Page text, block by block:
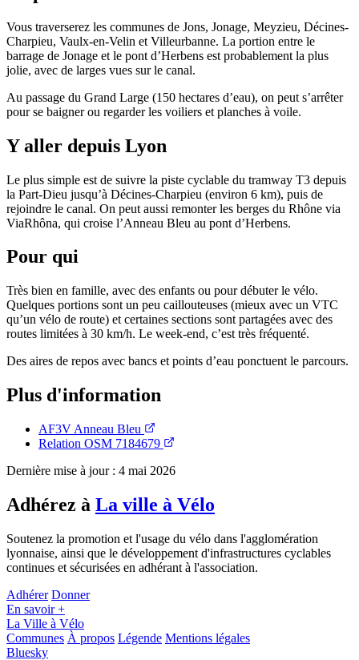
Vous traverserez les communes de Jons, Jonage, Meyzieu, Décines-
Charpieu, Vaulx-en-Velin et Villeurbanne. La portion entre le
barrage de Jonage et le pont d’Herbens est probablement la plus
jolie, avec de larges vues sur le canal.
Au passage du Grand Large (150 hectares d’eau), on peut s’arrêter
pour se baigner ou regarder les voiliers et planches à voile.
Y aller depuis Lyon
Le plus simple est de suivre la piste cyclable du tramway T3 depuis
la Part-Dieu jusqu’à Décines-Charpieu (environ 6 km), puis de
rejoindre le canal. On peut aussi remonter les berges du Rhône via
ViaRhôna, qui croise l’Anneau Bleu au pont d’Herbens.
Pour qui
Très bien en famille, avec des enfants ou pour débuter le vélo.
Quelques portions sont un peu caillouteuses (mieux avec un VTC
qu’un vélo de route) et certaines sections sont partagées avec des
routes limitées à 30 km/h. Le week-end, c’est très fréquenté.
Des aires de repos avec bancs et points d’eau ponctuent le parcours.
Plus d'information
AF3V Anneau Bleu
Relation OSM 7184679
Dernière mise à jour : 4 mai 2026
Adhérez à La ville à Vélo
Soutenez la promotion et l'usage du vélo dans l'agglomération
lyonnaise, ainsi que le développement d'infrastructures cyclables
continues et sécurisées en adhérant à l'association.
Adhérer Donner
En savoir +
La Ville à Vélo
Communes À propos Légende Mentions légales
Bluesky